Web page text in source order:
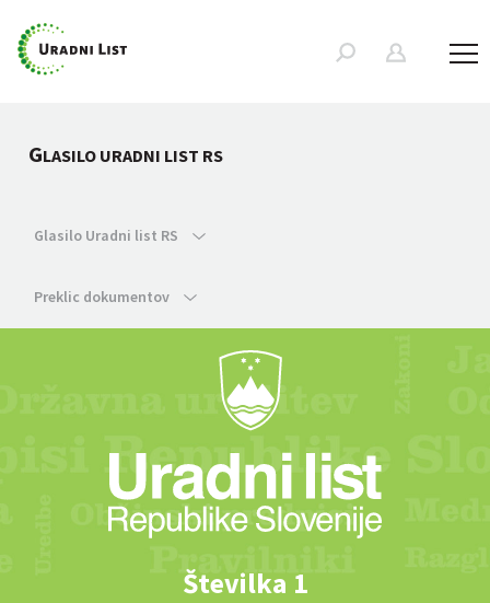
GLASILO URADNI LIST RS
Glasilo Uradni list RS
Preklic dokumentov
Številka 1